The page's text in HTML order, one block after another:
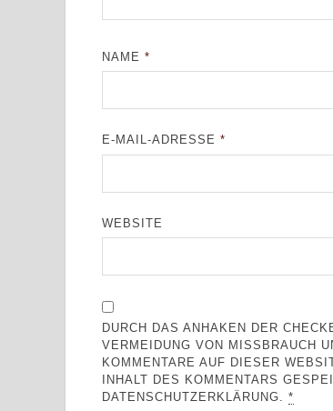
NAME*
E-MAIL-ADRESSE*
WEBSITE
DURCH DAS ANHAKEN DER
VERMEIDUNG VON MISSBRAUCH
KOMMENTARE AUF DIESER
INHALT DES KOMMENTARS
DATENSCHUTZERKLÄRUNG.*